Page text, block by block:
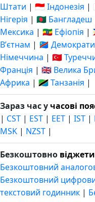
Штати | 🇮🇩 Індонезія |
Нігерія | 🇧🇩 Бангладеш
Мексика | 🇪🇹 Ефіопія |
Вʼєтнам | 🇨🇩
Німеччина | 🇹🇷
Франція | 🇬🇧 Велика
Африка | 🇹🇿 Танзанія |
Зараз час у часові
| CST | EST | EET | IST |
MSK | NZST |
Безкоштовно віджети
Безкоштовний
Безкоштовний
текстовий годинник |